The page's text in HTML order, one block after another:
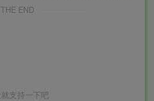
THE END
就支持一下吧